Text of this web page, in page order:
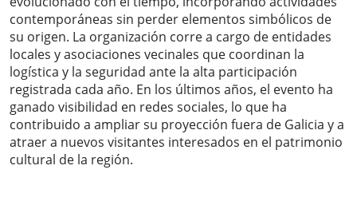
contemporáneas sin perder elementos simbólicos de
su origen. La organización corre a cargo de entidades
locales y asociaciones vecinales que coordinan la
logística y la seguridad ante la alta participación
registrada cada año. En los últimos años, el evento ha
ganado visibilidad en redes sociales, lo que ha
contribuido a ampliar su proyección fuera de Galicia y a
atraer a nuevos visitantes interesados en el patrimonio
cultural de la región.